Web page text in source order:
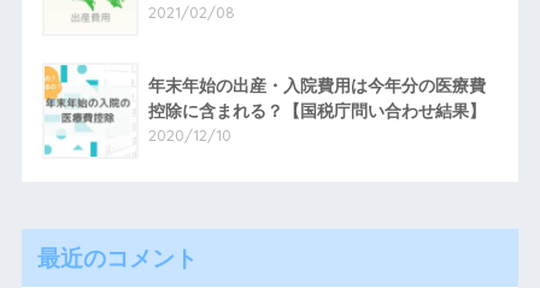
2021/02/08
年末年始の出産・入院費用は今年分の医療費
控除に含まれる？【国税庁問い合わせ結果】
2020/12/10
最近のコメント